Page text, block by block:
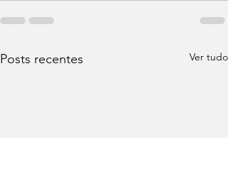
Posts recentes Ver tudo